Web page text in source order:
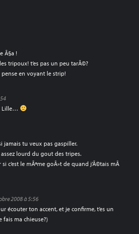
Ã§a !
tripoux! t’es pas un peu tarÃ©?
en voyant le strip!
Lille…
jamais tu veux pas gaspiller.
lourd du gout des tripes.
c’est le mÃªme goÃ»t de quand j’Ã©tais mÃ
2008 à 5:56
écouter ton accent, et je confirme, t’es un
fais ma chieuse?)